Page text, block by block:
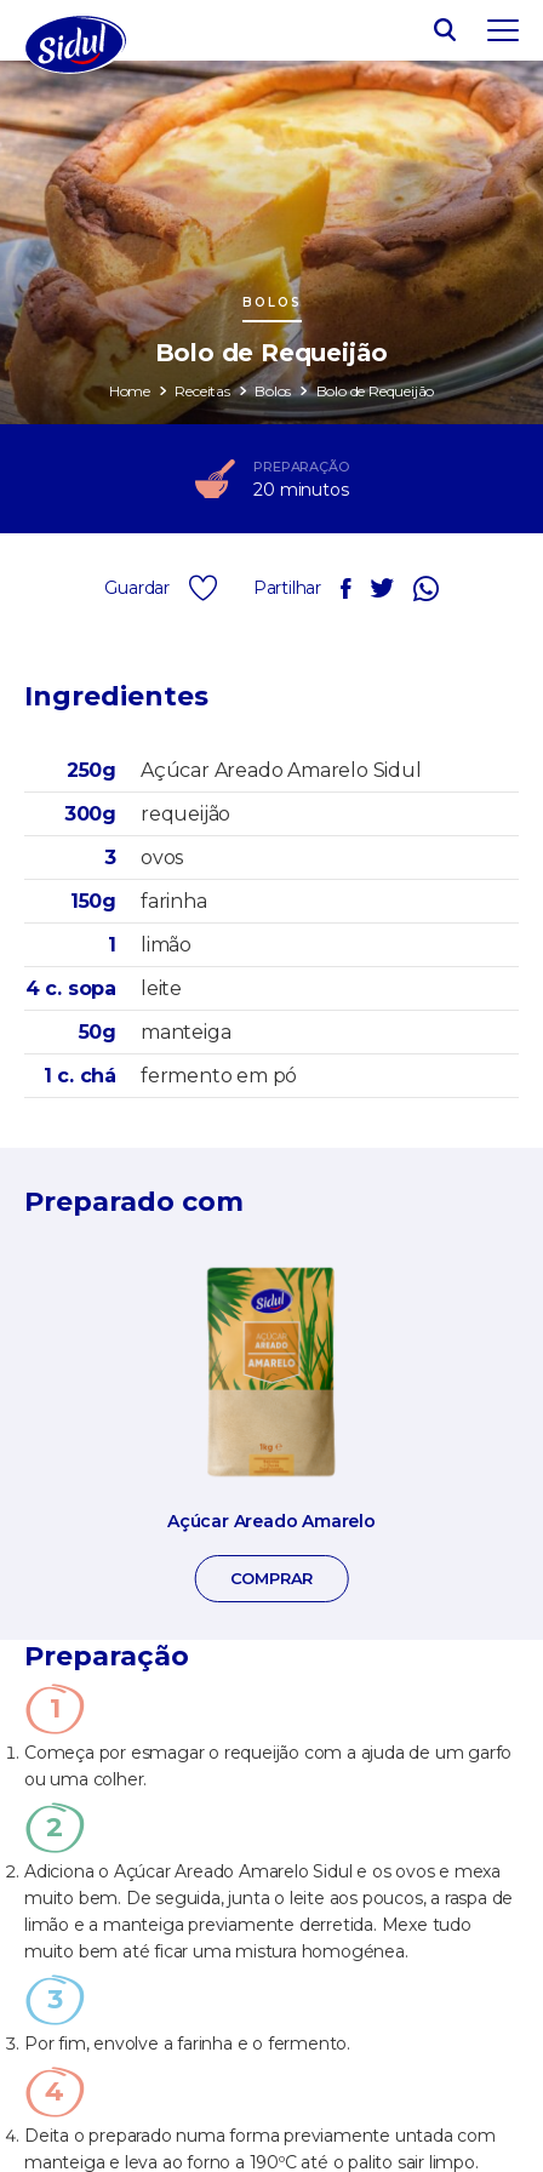
BOLOS
Bolo de Requeijão
Home Receitas Bolos Bolo de Requeijão
PREPARAÇÃO
20 minutos
Guardar Partilhar
Ingredientes
250g
Açúcar Areado Amarelo Sidul
300g
requeijão
3
ovos
150g
farinha
1
limão
4 c. sopa
leite
50g
manteiga
1 c. chá
fermento em pó
Preparado com
Açúcar Areado Amarelo
COMPRAR
Preparação
Começa por esmagar o requeijão com a ajuda de um garfo
ou uma colher.
Adiciona o Açúcar Areado Amarelo Sidul e os ovos e mexa
muito bem. De seguida, junta o leite aos poucos, a raspa de
limão e a manteiga previamente derretida. Mexe tudo
muito bem até ficar uma mistura homogénea.
Por fim, envolve a farinha e o fermento.
Deita o preparado numa forma previamente untada com
manteiga e leva ao forno a 190ºC até o palito sair limpo.